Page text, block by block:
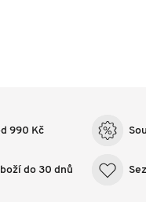
990 Kč
do 30 dnů